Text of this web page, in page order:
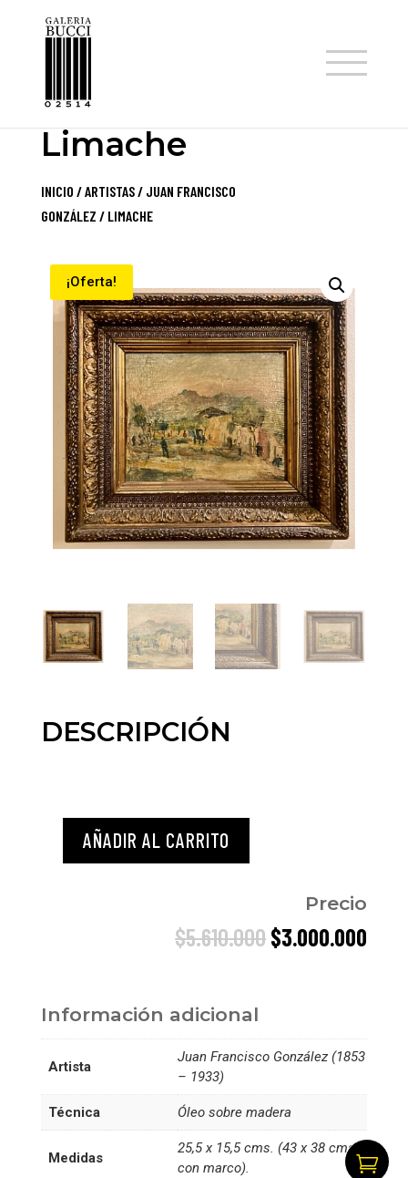
Limache
INICIO /ARTISTAS/ JUAN FRANCISCO
GONZÁLEZ / LIMACHE
¡Oferta!
DESCRIPCIÓN
LimacheAÑADIR AL CARRITO
Precio
$5.610.000El
$5.610.000.
$3.000.000
Información adicional
Artista
Juan Francisco González (1853
– 1933)
Técnica Óleo sobre madera
Medidas
25,5 x 15,5 cms. (43 x 38 cms.
con marco).
